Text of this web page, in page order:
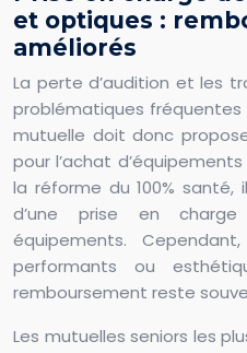
et optiques :
améliorés
La perte d’audition et les
problématiques fréquentes
mutuelle doit donc
pour l’achat
la réforme du 100%
d’une prise en
équipements.
performants ou
remboursement reste
Les mutuelles seniors les